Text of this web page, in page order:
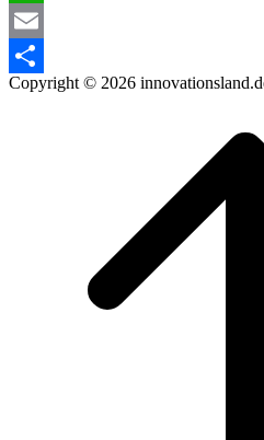
WhatsApp
Email
Teilen
Copyright © 2026